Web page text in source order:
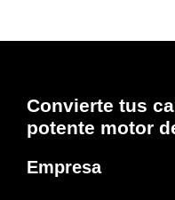
Convierte tus
potente motor
Empresa